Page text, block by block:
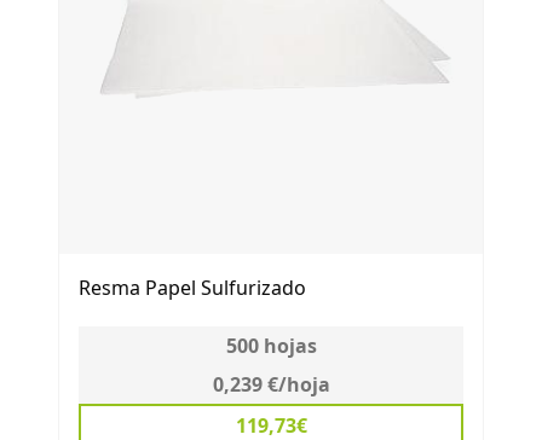
Resma Papel Sulfurizado
500 hojas
0,239 €/hoja
119,73€